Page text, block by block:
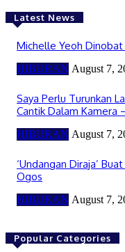
Latest News
Michelle Yeoh
HIBURAN August 7,
Saya Perlu Turunkan
Cantik Dalam Kamera
HIBURAN August 7,
‘Undangan Diraja’
Ogos
HIBURAN August 7,
Popular Categories